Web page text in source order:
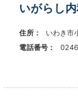
いがらし
住所：
いわき市
電話番号：